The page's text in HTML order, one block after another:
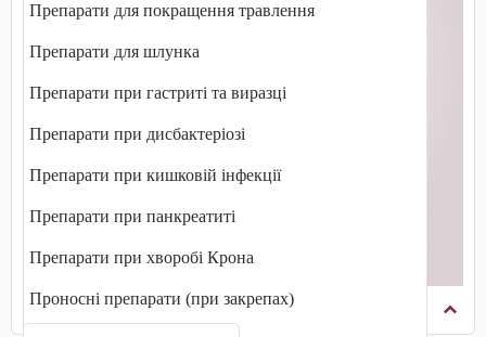
Препарати для покращення травлення
Препарати для шлунка
Препарати при гастриті та виразці
Препарати при дисбактеріозі
Препарати при кишковій інфекції
Препарати при панкреатиті
Препарати при хворобі Крона
Проносні препарати (при закрепах)
Протипаразитарні препарати